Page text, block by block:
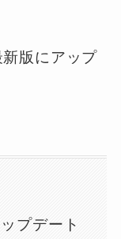
版にアップ
プデート